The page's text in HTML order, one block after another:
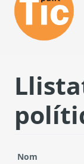
Nom